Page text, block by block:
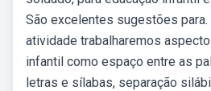
São excelentes sugestões
atividade trabalharemos
infantil como espaço entre as
letras e sílabas, separação